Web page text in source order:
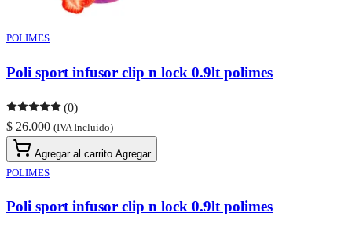
POLIMES
Poli sport infusor clip n lock 0.9lt polimes
(0)
$ 26.000 (IVA Incluido)
Agregar al carrito Agregar
POLIMES
Poli sport infusor clip n lock 0.9lt polimes